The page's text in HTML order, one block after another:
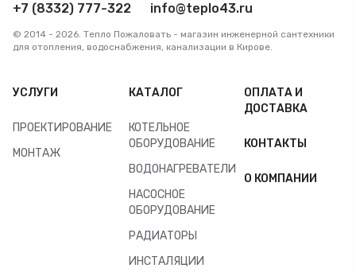
+7 (8332) 777-322 info@teplo43.ru
© 2014 - 2026. Тепло Пожаловать - магазин инженерной сантехники
для отопления, водоснабжения, канализации в Кирове.
УСЛУГИ
ПРОЕКТИРОВАНИЕ
МОНТАЖ
КАТАЛОГ
КОТЕЛЬНОЕ
ОБОРУДОВАНИЕ
ВОДОНАГРЕВАТЕЛИ
НАСОСНОЕ
ОБОРУДОВАНИЕ
РАДИАТОРЫ
ИНСТАЛЯЦИИ
ОПЛАТА И
ДОСТАВКА
КОНТАКТЫ
О КОМПАНИИ